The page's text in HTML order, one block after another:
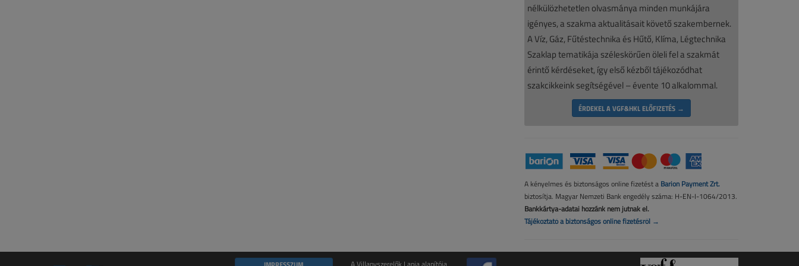
nélkülözhetetlen olvasmánya minden munkájára
igényes, a szakma aktualitásait követő szakembernek.
A Víz, Gáz, Fűtéstechnika és Hűtő, Klíma, Légtechnika
Szaklap tematikája széleskörűen öleli fel a szakmát
érintő kérdéseket, így első kézből tájékozódhat
szakcikkeink segítségével – évente 10 alkalommal.
ÉRDEKEL A VGF&HKL ELŐFIZETÉS →
A kényelmes és biztonságos online fizetést a Barion Payment Zrt.
biztosítja. Magyar Nemzeti Bank engedély száma: H-EN-I-1064/2013.
Bankkártya-adatai hozzánk nem jutnak el.
Tájékoztató a biztonságos online fizetésről →
A Villanyszerelők Lapja alapítója